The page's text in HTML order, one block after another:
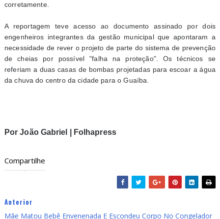
corretamente.
A reportagem teve acesso ao documento assinado por dois
engenheiros integrantes da gestão municipal que apontaram a
necessidade de rever o projeto de parte do sistema de prevenção
de cheias por possível "falha na proteção". Os técnicos se
referiam a duas casas de bombas projetadas para escoar a água
da chuva do centro da cidade para o Guaíba.
Por João Gabriel | Folhapress
Compartilhe
Anterior
Mãe Matou Bebê Envenenada E Escondeu Corpo No Congelador